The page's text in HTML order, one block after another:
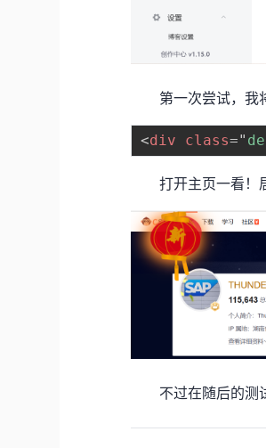
第一次尝试，我将
<div class="
打开主页一看！居
不过在随后的测